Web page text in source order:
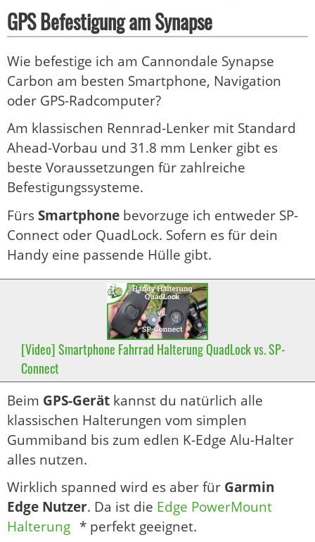
GPS Befestigung am Synapse
Wie befestige ich am Cannondale Synapse
Carbon am besten Smartphone, Navigation
oder GPS-Radcomputer?
Am klassischen Rennrad-Lenker mit Standard
Ahead-Vorbau und 31.8 mm Lenker gibt es
beste Voraussetzungen für zahlreiche
Befestigungssysteme.
FürsSmartphone bevorzuge ich entweder SP-
Connect oder QuadLock. Sofern es für dein
Handy eine passende Hülle gibt.
[Video] Smartphone Fahrrad Halterung QuadLock vs. SP-
Connect
Beim GPS-Gerät kannst du natürlich alle
klassischen Halterungen vom simplen
Gummiband bis zum edlen K-Edge Alu-Halter
alles nutzen.
Wirklich spanned wird es aber für Garmin
Edge Nutzer. Da ist die Edge PowerMount
Halterung * perfekt geeignet.